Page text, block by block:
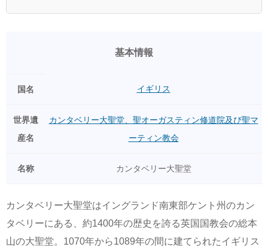
基本情報
国名 イギリス
世界遺
産名
カンタベリー大聖堂、聖オーガスティン修道院及び聖マ
ーティン教会
名称 カンタベリー大聖堂
カンタベリー大聖堂はイングランド南東部ケント州のカン
タベリーにある、約1400年の歴史を誇る英国国教会の総本
山の大聖堂。1070年から1089年の間に建てられたイギリス